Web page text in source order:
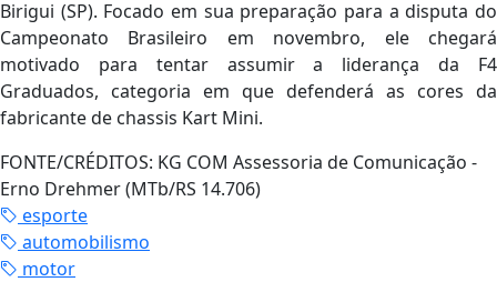
Birigui (SP). Focado em sua preparação para a disputa do
Campeonato Brasileiro em novembro, ele chegará
motivado para tentar assumir a liderança da F4
Graduados, categoria em que defenderá as cores da
fabricante de chassis Kart Mini.
FONTE/CRÉDITOS: KG COM Assessoria de Comunicação -
Erno Drehmer (MTb/RS 14.706)
esporte
automobilismo
motor